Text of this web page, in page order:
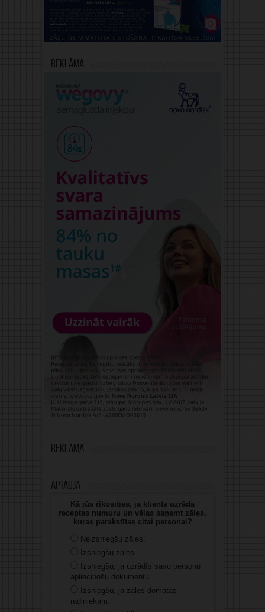
Reklāma
Reklāma
Aptauja
Kā jūs rīkosities, ja klients uzrāda
receptes numuru un vēlas saņemt zāles,
kuras parakstītas citai personai?
Neizsniegšu zāles.
Izsniegšu zāles.
Izsniegšu, ja uzrādīs savu personu
apliecinošu dokumentu.
Izsniegšu, ja zāles domātas
radiniekam.